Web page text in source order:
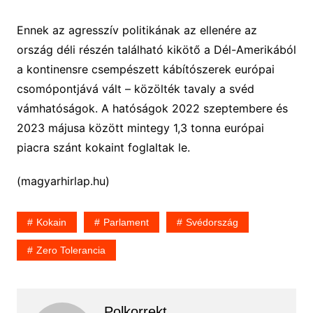
Ennek az agresszív politikának az ellenére az
ország déli részén található kikötő a Dél-Amerikából
a kontinensre csempészett kábítószerek európai
csomópontjává vált – közölték tavaly a svéd
vámhatóságok. A hatóságok 2022 szeptembere és
2023 májusa között mintegy 1,3 tonna európai
piacra szánt kokaint foglaltak le.
(magyarhirlap.hu)
Kokain Parlament Svédország
Zero Tolerancia